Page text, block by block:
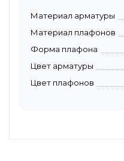
Материал арматуры
Материал плафонов
Форма плафона
Цвет арматуры
Цвет плафонов